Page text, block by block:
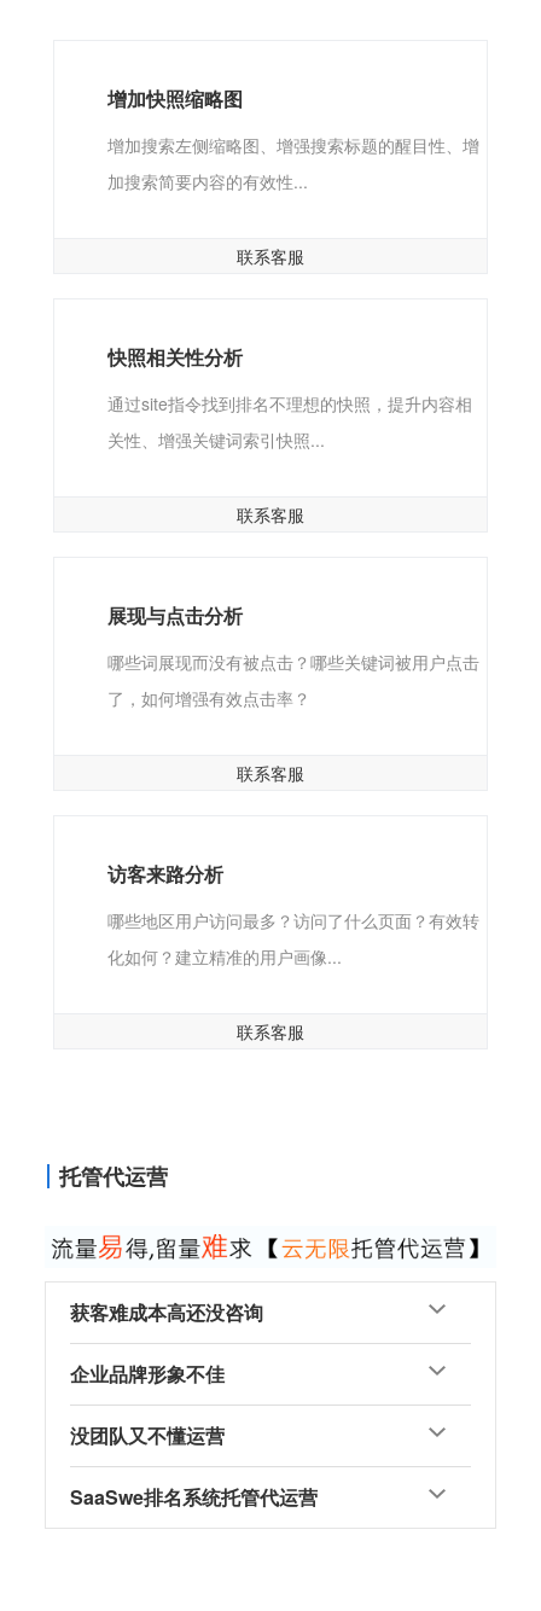
增加快照缩略图
增加搜索左侧缩略图、增强搜索标题的醒目性、增
加搜索简要内容的有效性...
联系客服
快照相关性分析
通过site指令找到排名不理想的快照，提升内容相
关性、增强关键词索引快照...
联系客服
展现与点击分析
哪些词展现而没有被点击？哪些关键词被用户点击
了，如何增强有效点击率？
联系客服
访客来路分析
哪些地区用户访问最多？访问了什么页面？有效转
化如何？建立精准的用户画像...
联系客服
托管代运营
获客难成本高还没咨询
企业品牌形象不佳
没团队又不懂运营
SaaSwe排名系统托管代运营